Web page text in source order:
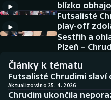
Americký fotbal
Baseball a softbal
Biatlon
NEPŘEHLÉDNĚTE
Soutěže
Aplikace ČT sport
blízko
Futsalisté
play-off
Sestřih a
Plzeň –
Články k tématu
Futsalisté Chrudimi
Aktualizováno 25. 4. 2026
Chrudim ukončila